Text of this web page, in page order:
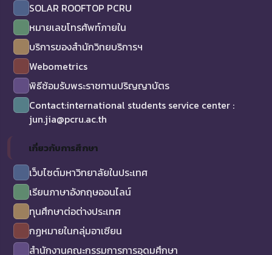
SOLAR ROOFTOP PCRU
หมายเลขโทรศัพท์ภายใน
บริการของสำนักวิทยบริการฯ
Webometrics
พิธีซ้อมรับพระราชทานปริญญาบัตร
Contact:international students service center :
jun.jia@pcru.ac.th
เกี่ยวกับการศึกษา
เว็บไซต์มหาวิทยาลัยในประเทศ
เรียนภาษาอังกฤษออนไลน์
ทุนศึกษาต่อต่างประเทศ
กฏหมายในกลุ่มอาเซียน
สำนักงานคณะกรรมการการอุดมศึกษา